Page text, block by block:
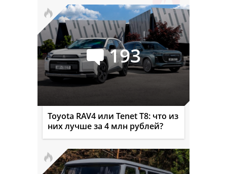
193
Toyota RAV4 или Tenet T8: что из
них лучше за 4 млн рублей?